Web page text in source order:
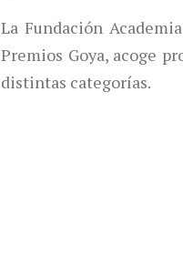
La Fundación
Premios Goya, acoge
distintas categorías.